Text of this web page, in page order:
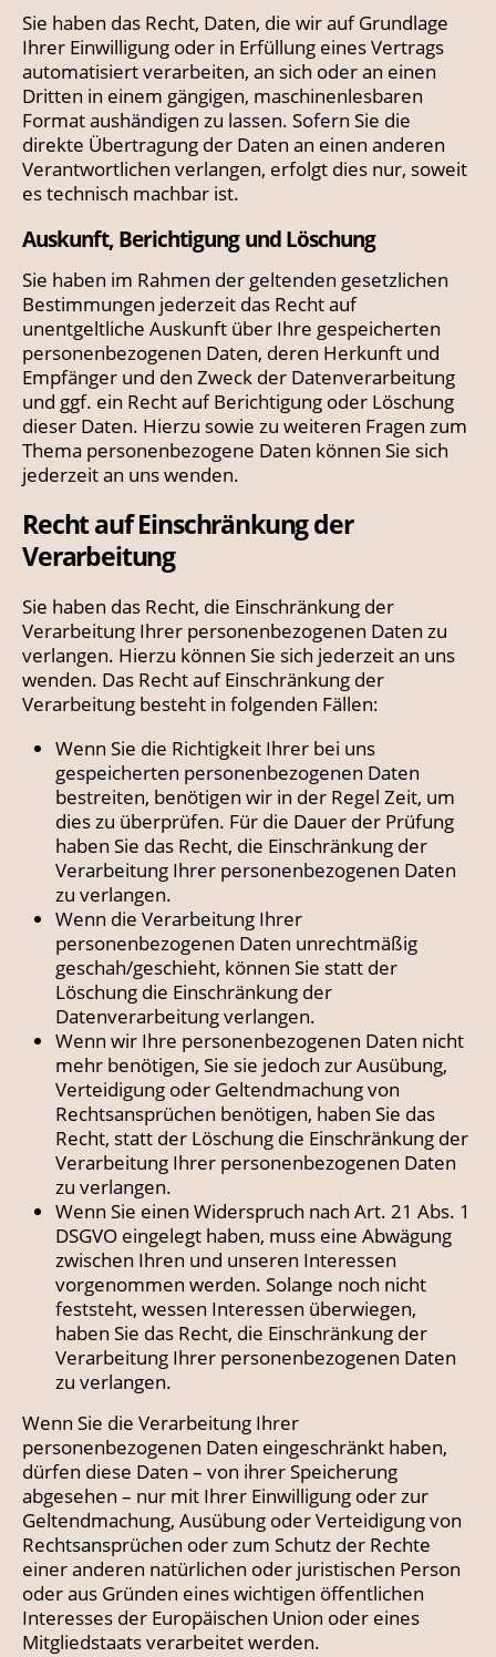
Sie haben das Recht, Daten, die wir auf Grundlage
Ihrer Einwilligung oder in Erfüllung eines Vertrags
automatisiert verarbeiten, an sich oder an einen
Dritten in einem gängigen, maschinenlesbaren
Format aushändigen zu lassen. Sofern Sie die
direkte Übertragung der Daten an einen anderen
Verantwortlichen verlangen, erfolgt dies nur, soweit
es technisch machbar ist.
Auskunft, Berichtigung und Löschung
Sie haben im Rahmen der geltenden gesetzlichen
Bestimmungen jederzeit das Recht auf
unentgeltliche Auskunft über Ihre gespeicherten
personenbezogenen Daten, deren Herkunft und
Empfänger und den Zweck der Datenverarbeitung
und ggf. ein Recht auf Berichtigung oder Löschung
dieser Daten. Hierzu sowie zu weiteren Fragen zum
Thema personenbezogene Daten können Sie sich
jederzeit an uns wenden.
Recht auf Einschränkung der
Verarbeitung
Sie haben das Recht, die Einschränkung der
Verarbeitung Ihrer personenbezogenen Daten zu
verlangen. Hierzu können Sie sich jederzeit an uns
wenden. Das Recht auf Einschränkung der
Verarbeitung besteht in folgenden Fällen:
Wenn Sie die Richtigkeit Ihrer bei uns
gespeicherten personenbezogenen Daten
bestreiten, benötigen wir in der Regel Zeit, um
dies zu überprüfen. Für die Dauer der Prüfung
haben Sie das Recht, die Einschränkung der
Verarbeitung Ihrer personenbezogenen Daten
zu verlangen.
Wenn die Verarbeitung Ihrer
personenbezogenen Daten unrechtmäßig
geschah/geschieht, können Sie statt der
Löschung die Einschränkung der
Datenverarbeitung verlangen.
Wenn wir Ihre personenbezogenen Daten nicht
mehr benötigen, Sie sie jedoch zur Ausübung,
Verteidigung oder Geltendmachung von
Rechtsansprüchen benötigen, haben Sie das
Recht, statt der Löschung die Einschränkung der
Verarbeitung Ihrer personenbezogenen Daten
zu verlangen.
Wenn Sie einen Widerspruch nach Art. 21 Abs. 1
DSGVO eingelegt haben, muss eine Abwägung
zwischen Ihren und unseren Interessen
vorgenommen werden. Solange noch nicht
feststeht, wessen Interessen überwiegen,
haben Sie das Recht, die Einschränkung der
Verarbeitung Ihrer personenbezogenen Daten
zu verlangen.
Wenn Sie die Verarbeitung Ihrer
personenbezogenen Daten eingeschränkt haben,
dürfen diese Daten – von ihrer Speicherung
abgesehen – nur mit Ihrer Einwilligung oder zur
Geltendmachung, Ausübung oder Verteidigung von
Rechtsansprüchen oder zum Schutz der Rechte
einer anderen natürlichen oder juristischen Person
oder aus Gründen eines wichtigen öffentlichen
Interesses der Europäischen Union oder eines
Mitgliedstaats verarbeitet werden.